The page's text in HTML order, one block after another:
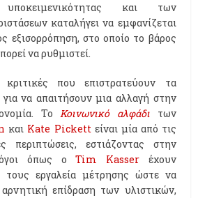
και των
καταλήγει να εμφανίζεται
εξισορρόπηση, στο οποίο το βάρος
να ρυθμιστεί.
που επιστρατεύουν τα
να απαιτήσουν μια αλλαγή στην
ΤοΚοινωνικό αλφάδι
των
και Kate Pickettείναι μία από τις
περιπτώσεις, εστιάζοντας στην
όπως οTim Kasser έχουν
τους εργαλεία μέτρησης ώστε να
επίδραση των υλιστικών,